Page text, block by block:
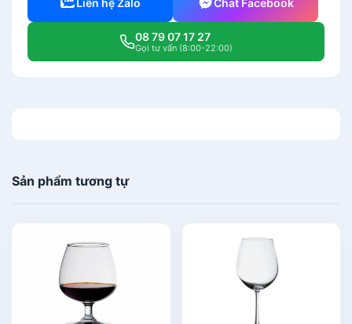
Liên hệ Zalo Chat Facebook
08 79 07 17 27
Gọi tư vấn (8:00-22:00)
Sản phẩm tương tự